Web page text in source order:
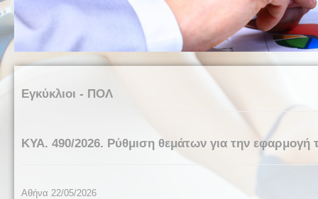
Εγκύκλιοι - ΠΟΛ
ΚΥΑ. 490/2026. Ρύθμιση θεμάτων για την
Αθήνα 22/05/2026